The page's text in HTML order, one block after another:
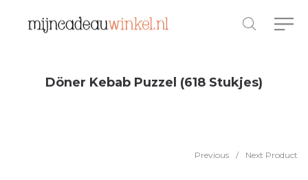
Döner Kebab Puzzel (618 Stukjes)
Previous / Next Product